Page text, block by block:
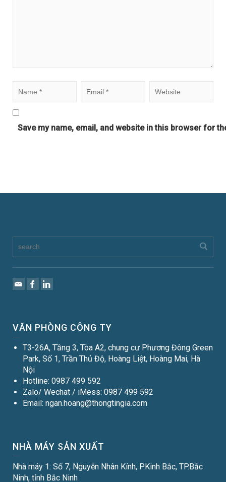
Save my name, email, and website in this browser for
VĂN PHÒNG CÔNG TY
T3-26A, Tầng 3, Tòa A2, chung cư Phương Đông Green
Park, Số 1, Trần Thủ Độ, Hoàng Liệt, Hoàng Mai, Hà
Nội
Hotline: 0987 499 592
Zalo/ Wechat / iMess: 0987 499 592
Email: ngan.hoang@thongtingia.com
NHÀ MÁY SẢN XUẤT
Nhà máy 1: Số 7, Nguyễn Nhân Kính, P.Kinh Bắc, TP.Bắc
Ninh, tỉnh Bắc Ninh